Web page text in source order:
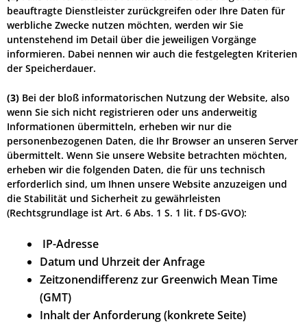
beauftragte Dienstleister zurückgreifen oder Ihre Daten für
werbliche Zwecke nutzen möchten, werden wir Sie
untenstehend im Detail über die jeweiligen Vorgänge
informieren. Dabei nennen wir auch die festgelegten Kriterien
der Speicherdauer.
(3) Bei der bloß informatorischen Nutzung der Website, also
wenn Sie sich nicht registrieren oder uns anderweitig
Informationen übermitteln, erheben wir nur die
personenbezogenen Daten, die Ihr Browser an unseren Server
übermittelt. Wenn Sie unsere Website betrachten möchten,
erheben wir die folgenden Daten, die für uns technisch
erforderlich sind, um Ihnen unsere Website anzuzeigen und
die Stabilität und Sicherheit zu gewährleisten
(Rechtsgrundlage ist Art. 6 Abs. 1 S. 1 lit. f DS-GVO):
IP-Adresse
Datum und Uhrzeit der Anfrage
Zeitzonendifferenz zur Greenwich Mean Time
(GMT)
Inhalt der Anforderung (konkrete Seite)